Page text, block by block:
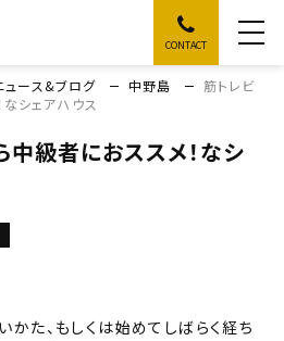
CONTACT
ュース&ブログ 中野島
筋トレビ
シェアハウス
中級者におススメ！なシ
た、もしくは始めてしばらく経ち